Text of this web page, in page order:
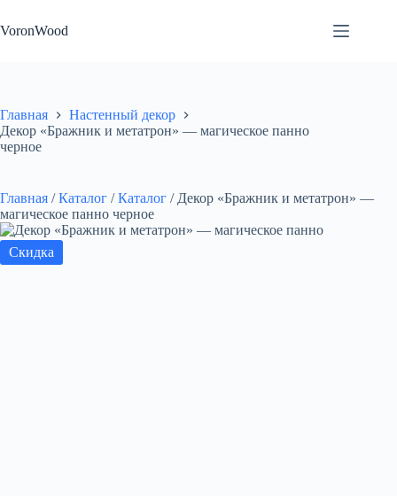
к
сути
VoronWood
Главная
Настенный декор
Декор «Бражник и метатрон» — магическое панно
черное
Главная / Каталог / Каталог / Декор «Бражник и метатрон» —
магическое панно черное
Скидка